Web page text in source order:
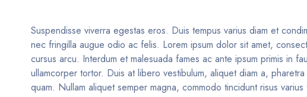
Suspendisse viverra egestas eros. Duis tempus varius diam et
nec fringilla augue odio ac felis. Lorem ipsum dolor sit amet,
cursus arcu. Interdum et malesuada fames ac ante ipsum primis in
ullamcorper tortor. Duis at libero vestibulum, aliquet diam a,
quam. Nullam aliquet semper magna, commodo tincidunt risus